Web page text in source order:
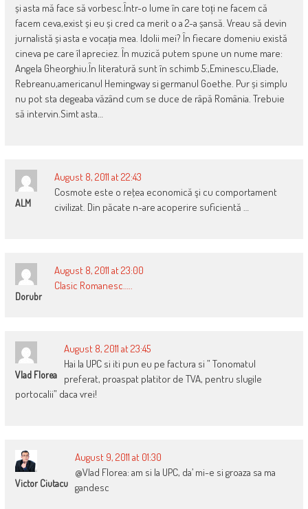
și asta mă face să vorbesc.Într-o lume în care toți ne facem că
facem ceva,exist și eu și cred ca merit o a 2-a șansă. Vreau să devin
jurnalistă și asta e vocația mea. Idolii mei? În fiecare domeniu există
cineva pe care îl apreciez. În muzică putem spune un nume mare:
Angela Gheorghiu.În literatură sunt în schimb 5:,Eminescu,Eliade,
Rebreanu,americanul Hemingway si germanul Goethe. Pur și simplu
nu pot sta degeaba văzând cum se duce de râpă România. Trebuie
să intervin.Simt asta…
ALM
August 8, 2011 at 22:43
Cosmote este o reţea economică şi cu comportament
civilizat. Din păcate n-are acoperire suficientă …
Dorubr
August 8, 2011 at 23:00
Clasic Romanesc…..
Vlad Florea
August 8, 2011 at 23:45
Hai la UPC si iti pun eu pe factura si ” Tonomatul
preferat, proaspat platitor de TVA, pentru slugile
portocalii” daca vrei!
Victor Ciutacu
August 9, 2011 at 01:30
@Vlad Florea: am si la UPC, da’ mi-e si groaza sa ma
gandesc